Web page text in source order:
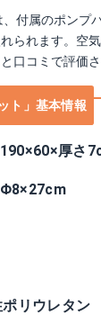
、付属のポンプ
られます。空
口コミで評価さ
ト」基本情報
厚さ
リウレタン